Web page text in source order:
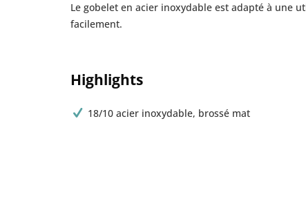
Le gobelet en acier inoxydable est adapté à une
facilement.
Highlights
18/10 acier inoxydable, brossé mat